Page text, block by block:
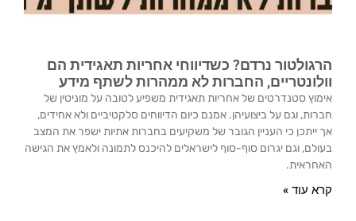
הרגולטור נרדם? כשדיווחי אחריות תאגידית הם
וולונטריים, החברות לא ממהרות לשתף מידע
אימוץ סטנדרטים של אחריות תאגידית משפיע לטובה על מוניטין של
חברות, וגם על ביצועיהן. אמנם כיום הדיווחים סלקטיביים ולא אחידים,
אך ייתכן כי העניין הגובר של משקיעים בחברות אתיות ישפר את המצב
בעולם, וגם יגרום סוף-סוף לישראלים להיכנס לתמונה ולאמץ את הגישה
האחראית.
קרא עוד »